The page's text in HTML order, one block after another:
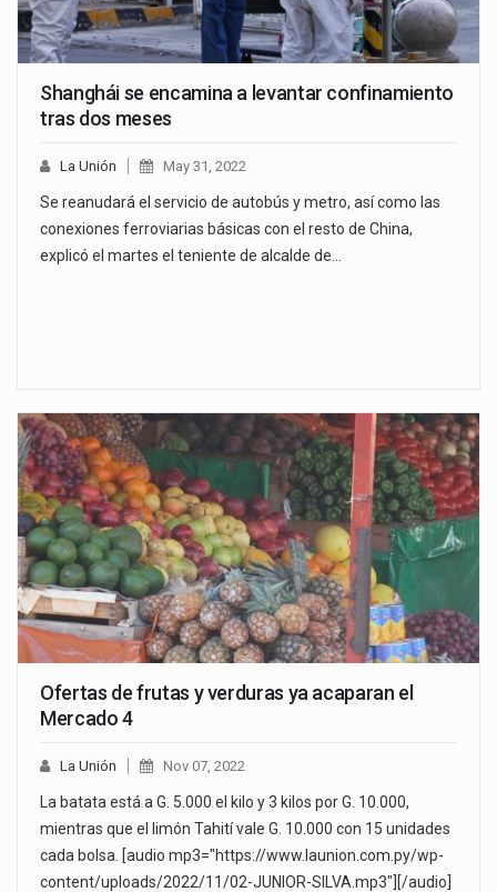
Shanghái se encamina a levantar confinamiento
tras dos meses
La Unión May 31, 2022
Se reanudará el servicio de autobús y metro, así como las
conexiones ferroviarias básicas con el resto de China,
explicó el martes el teniente de alcalde de…
Ofertas de frutas y verduras ya acaparan el
Mercado 4
La Unión Nov 07, 2022
La batata está a G. 5.000 el kilo y 3 kilos por G. 10.000,
mientras que el limón Tahití vale G. 10.000 con 15 unidades
cada bolsa. [audio mp3="https://www.launion.com.py/wp-
content/uploads/2022/11/02-JUNIOR-SILVA.mp3"][/audio]